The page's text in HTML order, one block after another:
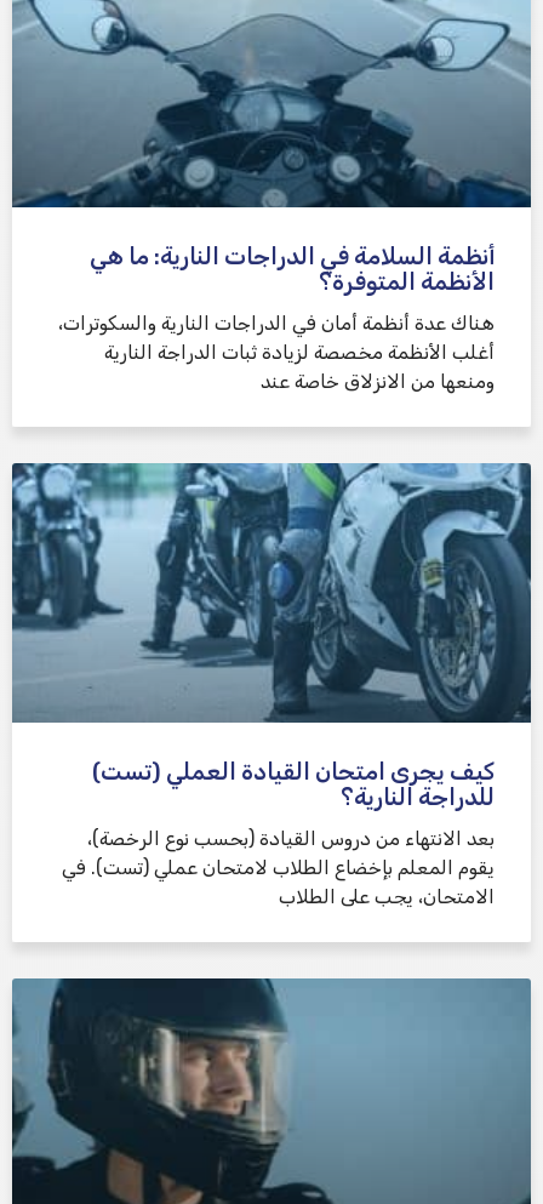
أنظمة السلامة في الدراجات النارية: ما هي
الأنظمة المتوفرة؟
هناك عدة أنظمة أمان في الدراجات النارية والسكوترات،
أغلب الأنظمة مخصصة لزيادة ثبات الدراجة النارية
ومنعها من الانزلاق خاصة عند
كيف يجرى امتحان القيادة العملي (تست)
للدراجة النارية؟
بعد الانتهاء من دروس القيادة (بحسب نوع الرخصة)،
يقوم المعلم بإخضاع الطلاب لامتحان عملي (تست). في
الامتحان، يجب على الطلاب